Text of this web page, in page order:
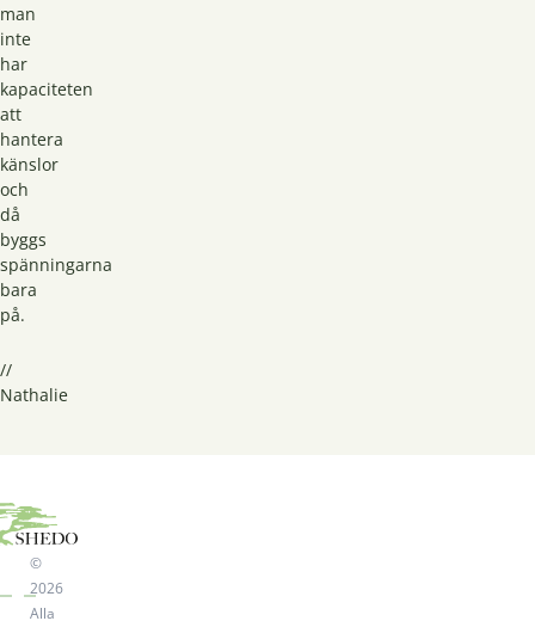
man
inte
har
kapaciteten
att
hantera
känslor
och
då
byggs
spänningarna
bara
på.
//
Nathalie
©
2026
Alla